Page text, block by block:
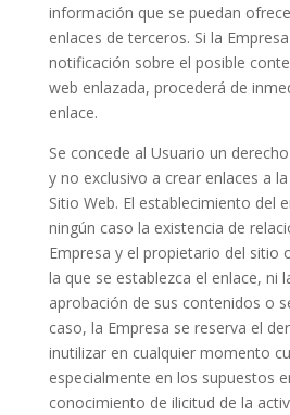
información que se puedan
enlaces de terceros. Si la
notificación sobre el posible
web enlazada, procederá de
enlace.
Se concede al Usuario un
y no exclusivo a crear enlaces a
Sitio Web. El establecimiento del
ningún caso la existencia de
Empresa y el propietario del sitio
la que se establezca el enlace, ni
aprobación de sus contenidos o
caso, la Empresa se reserva el
inutilizar en cualquier momento
especialmente en los supuestos
conocimiento de ilicitud de la